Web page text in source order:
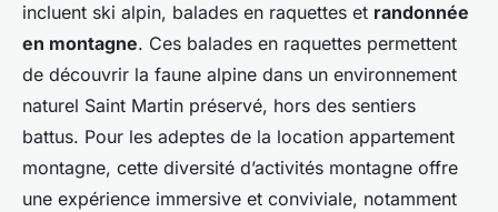
incluent ski alpin, balades en raquettes et randonnée
en montagne. Ces balades en raquettes permettent
de découvrir la faune alpine dans un environnement
naturel Saint Martin préservé, hors des sentiers
battus. Pour les adeptes de la location appartement
montagne, cette diversité d’activités montagne offre
une expérience immersive et conviviale, notamment